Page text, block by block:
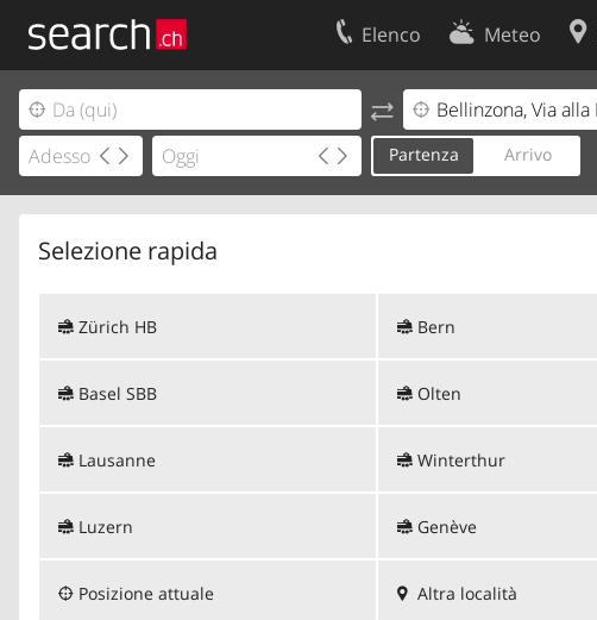
Elenco Meteo
Partenza Arrivo
Selezione rapida
Zürich HB
Basel SBB
Lausanne
Luzern
Bern
Olten
Winterthur
Genève
Posizione attuale Altra località
Il vostro profolio
Area clienti
Contatti
Condizioni d’uso